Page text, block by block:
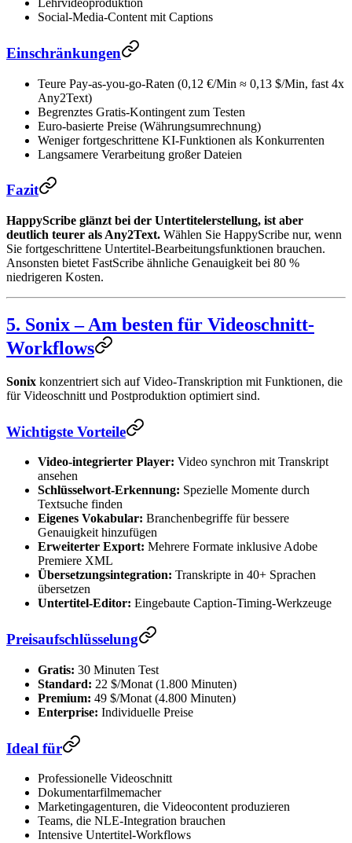
Lehrvideoproduktion
Social-Media-Content mit Captions
Einschränkungen
Teure Pay-as-you-go-Raten (0,12 €/Min ≈ 0,13 $/Min, fast 4x
Any2Text)
Begrenztes Gratis-Kontingent zum Testen
Euro-basierte Preise (Währungsumrechnung)
Weniger fortgeschrittene KI-Funktionen als Konkurrenten
Langsamere Verarbeitung großer Dateien
Fazit
HappyScribe glänzt bei der Untertitelerstellung, ist aber
deutlich teurer als Any2Text. Wählen Sie HappyScribe nur, wenn
Sie fortgeschrittene Untertitel-Bearbeitungsfunktionen brauchen.
Ansonsten bietet FastScribe ähnliche Genauigkeit bei 80 %
niedrigeren Kosten.
5. Sonix – Am besten für Videoschnitt-
Workflows
Sonix konzentriert sich auf Video-Transkription mit Funktionen, die
für Videoschnitt und Postproduktion optimiert sind.
Wichtigste Vorteile
Video-integrierter Player: Video synchron mit Transkript
ansehen
Schlüsselwort-Erkennung: Spezielle Momente durch
Textsuche finden
Eigenes Vokabular: Branchenbegriffe für bessere
Genauigkeit hinzufügen
Erweiterter Export: Mehrere Formate inklusive Adobe
Premiere XML
Übersetzungsintegration: Transkripte in 40+ Sprachen
übersetzen
Untertitel-Editor: Eingebaute Caption-Timing-Werkzeuge
Preisaufschlüsselung
Gratis: 30 Minuten Test
Standard: 22 $/Monat (1.800 Minuten)
Premium: 49 $/Monat (4.800 Minuten)
Enterprise: Individuelle Preise
Ideal für
Professionelle Videoschnitt
Dokumentarfilmemacher
Marketingagenturen, die Videocontent produzieren
Teams, die NLE-Integration brauchen
Intensive Untertitel-Workflows